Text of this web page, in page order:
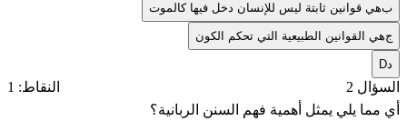
بهي قوانين ثابتة ليس للإنسان دخل فيها كالموت
جهي القوانين الطبيعية التي تحكم الكون
D
السؤال 2
النقاط: 1
أي مما يلي يمثل أهمية فهم السنن الربانية؟